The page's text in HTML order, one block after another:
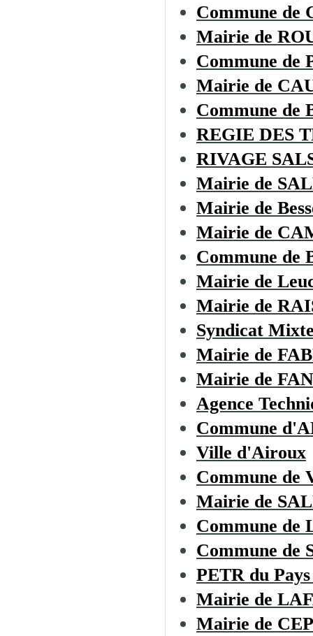
Commune
Mairie de
Commune de
Mairie de
Commune de
REGIE DES
RIVAGE
Mairie de
Mairie de
Mairie de
Commune de
Mairie de
Mairie de
Syndicat
Mairie de
Mairie de
Agence
Commune
Ville d'Airoux
Commune
Mairie de
Commune de
Commune de
PETR du
Mairie de
Mairie de